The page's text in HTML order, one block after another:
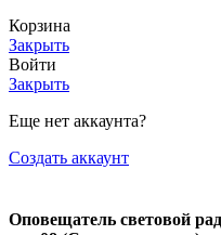
Корзина
Закрыть
Войти
Закрыть
Еще нет аккаунта?
Создать аккаунт
Оповещатель световой